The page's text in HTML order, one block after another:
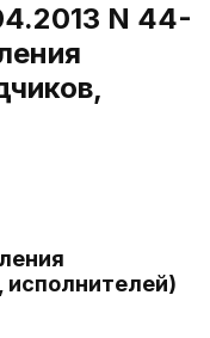
N 44-
исполнителей)